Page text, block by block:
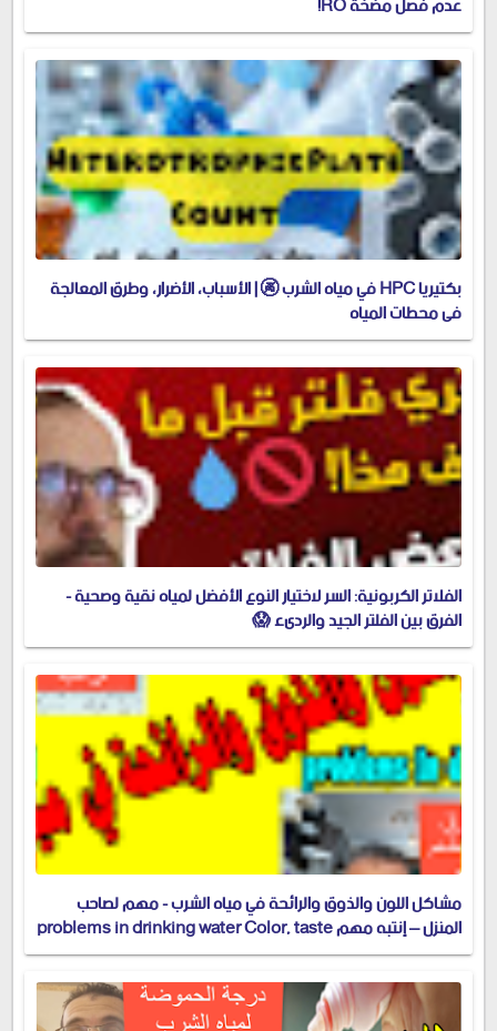
بكتيريا HPC في مياه الشرب 🚱 | الأسباب، الأضرار، وطرق المعالجة
في محطات المياه
الفلاتر الكربونية: السر لاختيار النوع الأفضل لمياه نقية وصحية -
الفرق بين الفلتر الجيد والرديء 😱
مشاكل اللون والذوق والرائحة في مياه الشرب - مهم لصاحب
المنزل – إنتبه مهم problems in drinking water Color, taste
and odor problems in drinking water